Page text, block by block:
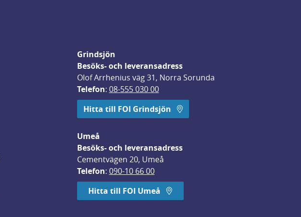
Grindsjön
Besöks- och leveransadress
Olof Arrhenius väg 31, Norra Sorunda
Telefon: 08-555 030 00
Hitta till FOI Grindsjön
Umeå
Besöks- och leveransadress
Cementvägen 20, Umeå
Telefon: 090-10 66 00
Hitta till FOI Umeå